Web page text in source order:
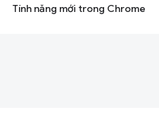
Tính năng mới trong Chrome